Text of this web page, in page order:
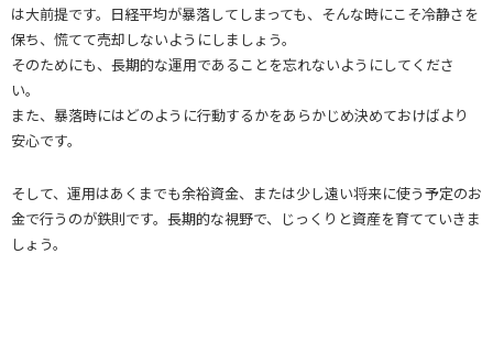
は大前提です。日経平均が暴落してしまっても、そんな時にこそ冷静さを
保ち、慌てて売却しないようにしましょう。
そのためにも、長期的な運用であることを忘れないようにしてくださ
い。
また、暴落時にはどのように行動するかをあらかじめ決めておけばより
安心です。
そして、運用はあくまでも余裕資金、または少し遠い将来に使う予定のお
金で行うのが鉄則です。長期的な視野で、じっくりと資産を育てていきま
しょう。